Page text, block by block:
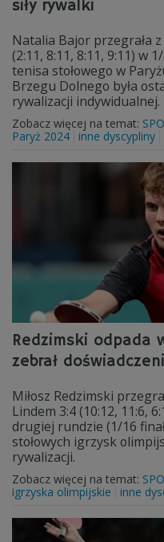
siły rywalki
Natalia Bajor przegrała
(2:11, 8:11, 8:11, 9:11) w
tenisa stołowego w
Brzegu Dolnego była
rywalizacji indywidualnej.
Zobacz więcej na temat:
Paryż 2024
inne dyscypliny
Redzimski odpada
zebrał
Miłosz Redzimski
Lindem 3:4 (10:12, 11:6,
drugiej rundzie (1/16
stołowych igrzysk
rywalizacji.
Zobacz więcej na temat:
igrzyska olimpijskie
inne